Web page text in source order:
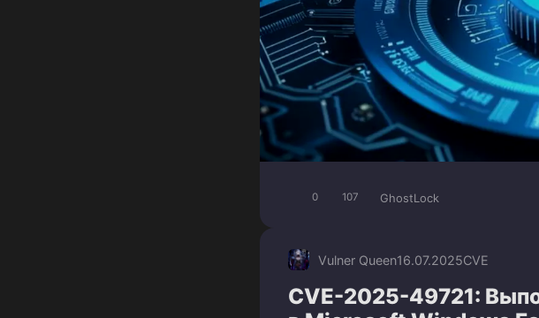
0 107 GhostLock
Vulner Queen16.07.2025CVE
CVE-2025-49721: